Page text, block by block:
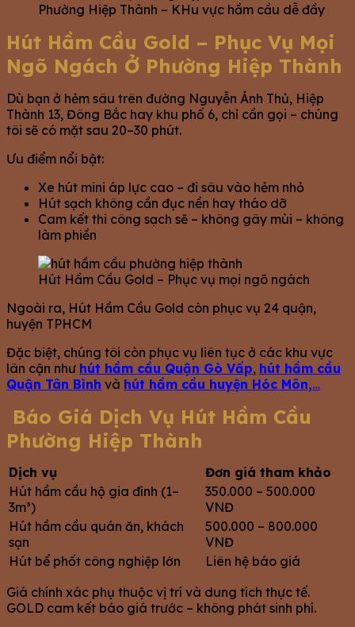
Phường Hiệp Thành – KHu vực hầm cầu dễ đầy
Hút Hầm Cầu Gold – Phục Vụ Mọi
Ngõ Ngách Ở Phường Hiệp Thành
Dù bạn ở hẻm sâu trên đường Nguyễn Ảnh Thủ, Hiệp
Thành 13, Đông Bắc hay khu phố 6, chỉ cần gọi – chúng
tôi sẽ có mặt sau 20–30 phút.
Ưu điểm nổi bật:
Xe hút mini áp lực cao – đi sâu vào hẻm nhỏ
Hút sạch không cần đục nền hay tháo dỡ
Cam kết thi công sạch sẽ – không gây mùi – không
làm phiền
Hút Hầm Cầu Gold – Phục vụ mọi ngõ ngách
Ngoài ra, Hút Hầm Cầu Gold còn phục vụ 24 quận,
huyện TPHCM
Đặc biệt, chúng tôi còn phục vụ liên tục ở các khu vực
lân cận như hút hầm cầu Quận Gò Vấp, hút hầm cầu
Quận Tân Bình và hút hầm cầu huyện Hóc Môn,…
Báo Giá Dịch Vụ Hút Hầm Cầu
Phường Hiệp Thành
Dịch vụ
Đơn giá tham khảo
Hút hầm cầu hộ gia đình (1–
3m³)
350.000 – 500.000
VNĐ
Hút hầm cầu quán ăn, khách
sạn
500.000 – 800.000
VNĐ
Hút bể phốt công nghiệp lớn
Liên hệ báo giá
Giá chính xác phụ thuộc vị trí và dung tích thực tế.
GOLD cam kết báo giá trước – không phát sinh phí.